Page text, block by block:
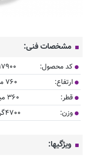
مشخصات فنی:
کد محصول:
ارتفاع:
۷۶۰ میلی متر
قطر:
۳۶۰ میلی متر
وزن:
۴۷۰۰گرم
ویژگیها: